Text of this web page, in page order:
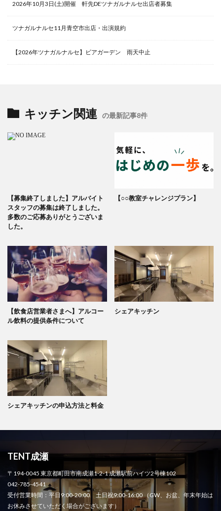
2026年10月3日(土)開催 軒先DEツナガルナルセ出店者募集
ツナガルナルセ11月青空市出店・出演規約
【2026年ツナガルナルセ】ビアガーデン 雨天中止
キッチン関連 の最新記事8件
【募集終了しました】アルバイト
スタッフの募集は終了しました。
多数のご応募ありがとうございま
した。
【○○教室チャレンジプラン】
【飲食店営業者さまへ】アルコー
ル飲料の提供条件について
シェアキッチン
シェアキッチンの申込方法と料金
TENT成瀬
〒194-0045 東京都町田市南成瀬1-2-1 成瀬駅前ハイツ2号棟102
042-785-4541
受付営業時間：平日9:00-20:00 土日祝9:00-16:00 （GW、お盆、年末年始は
お休みさせていただく場合がございます）